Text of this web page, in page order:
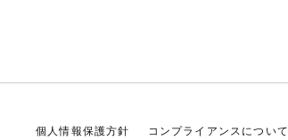
個人情報保護方針 コンプライアンスについて